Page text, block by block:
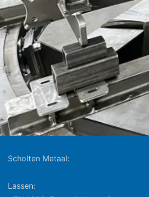
Scholten Metaal:
Lassen: